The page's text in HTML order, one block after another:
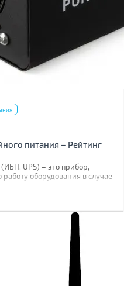
питания – Рейтинг
UPS) – это прибор,
оборудования в случае
Большинство рассчитаны на
часами.